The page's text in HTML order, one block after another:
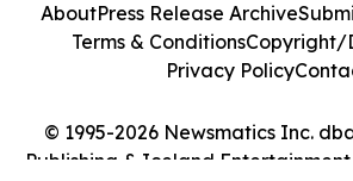
© 1995-2026 Newsmatics Inc.
Publishing & Iceland Entertainment
AboutPress Release Archive
Terms & ConditionsCopyright/
Privacy Policy